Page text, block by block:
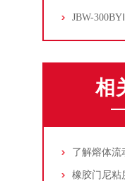
相
了解熔体流
橡胶门尼粘